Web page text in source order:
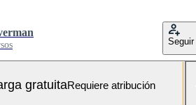
Seguir
gratuitaRequiere atribución